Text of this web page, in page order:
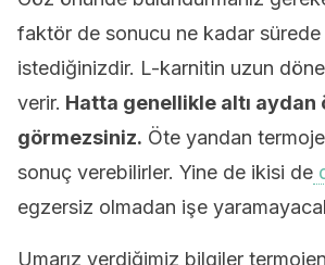
faktör de sonucu ne kadar
istediğinizdir. L-karnitin uzun
verir. Hatta genellikle altı aydan
görmezsiniz. Öte yandan
sonuç verebilirler. Yine de ikisi de
egzersiz olmadan işe
Umarız verdiğimiz bilgiler